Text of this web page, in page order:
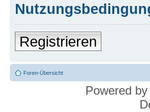
Registrieren
Foren-Übersicht
Powered by